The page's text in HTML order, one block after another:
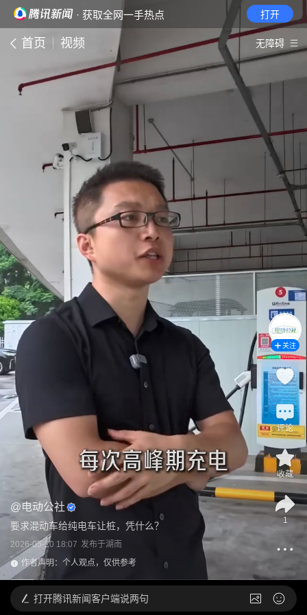
· 获取全网一手热点 打开
首页 视频 无障碍
@电动公社
要求混动车给纯电车让桩，凭什么？
2026-05-20 18:07 发布于湖南
作者声明：个人观点，仅供参考
关注
评论
收藏
1
打开腾讯新闻客户端说两句